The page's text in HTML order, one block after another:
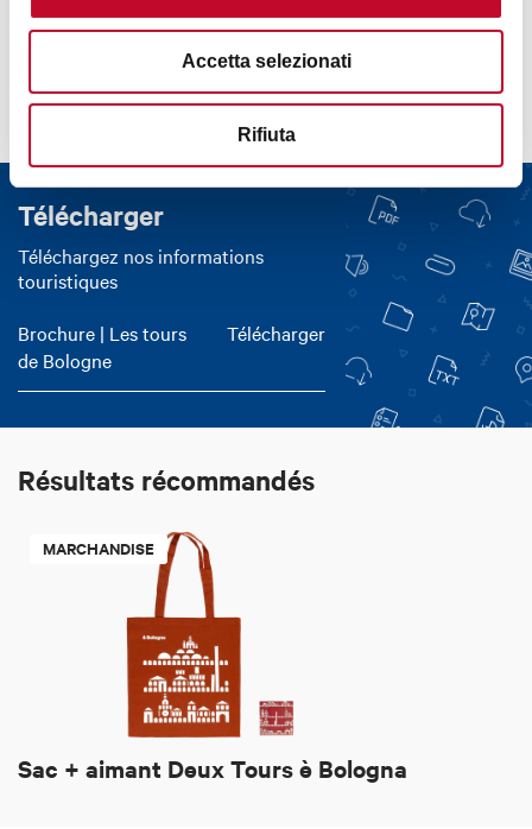
Accetta selezionati
Rifiuta
Télécharger
Téléchargez nos informations
touristiques
Brochure | Les tours
de Bologne
Télécharger
Résultats récommandés
MARCHANDISE
Sac + aimant Deux Tours è Bologna